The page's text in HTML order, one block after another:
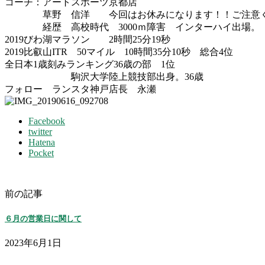
草野 信洋 今回はお休みになります！！ご注意
経歴 高校時代 3000ｍ障害 インターハイ出場。
2019びわ湖マラソン 2時間25分19秒
2019比叡山ITR 50マイル 10時間35分10秒 総合4位
全日本1歳刻みランキング36歳の部 1位
駒沢大学陸上競技部出身。36歳
フォロー ランスタ神戸店長 永瀬
Facebook
twitter
Hatena
Pocket
前の記事
６月の営業日に関して
2023年6月1日